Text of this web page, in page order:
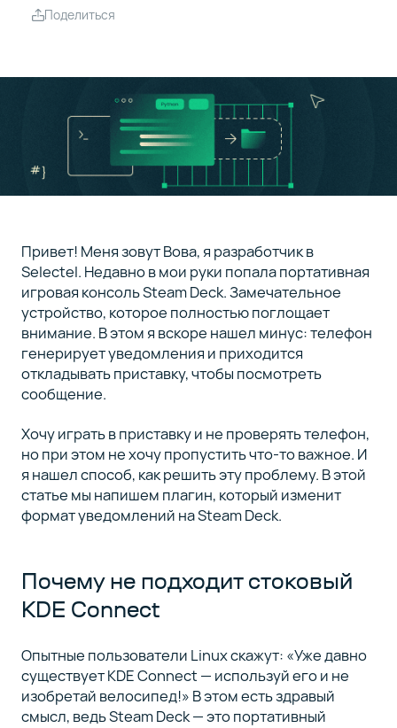
— это
браузер
4
Погружение
Connect
Реализация
6 Заключение
Поделиться
Привет! Меня зовут Вова, я разработчик в
Selectel. Недавно в мои руки попала портативная
игровая консоль Steam Deck. Замечательное
устройство, которое полностью поглощает
внимание. В этом я вскоре нашел минус: телефон
генерирует уведомления и приходится
откладывать приставку, чтобы посмотреть
сообщение.
Хочу играть в приставку и не проверять телефон,
но при этом не хочу пропустить что-то важное. И
я нашел способ, как решить эту проблему. В этой
статье мы напишем плагин, который изменит
формат уведомлений на Steam Deck.
Почему не подходит стоковый
KDE Connect
Опытные пользователи Linux скажут: «Уже давно
существует KDE Connect — используй его и не
изобретай велосипед!» В этом есть здравый
смысл, ведь Steam Deck — это портативный